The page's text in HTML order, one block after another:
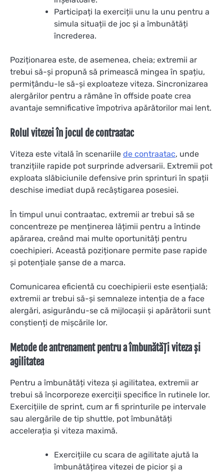
Participați la exerciții unu la unu pentru a
simula situații de joc și a îmbunătăți
încrederea.
Poziționarea este, de asemenea, cheia; extremii ar
trebui să-și propună să primească mingea în spațiu,
permițându-le să-și exploateze viteza. Sincronizarea
alergărilor pentru a rămâne în offside poate crea
avantaje semnificative împotriva apărătorilor mai lent.
Rolul vitezei în jocul de contraatac
Viteza este vitală în scenariile de contraatac, unde
tranzițiile rapide pot surprinde adversarii. Extremii pot
exploata slăbiciunile defensive prin sprinturi în spații
deschise imediat după recâștigarea posesiei.
În timpul unui contraatac, extremii ar trebui să se
concentreze pe menținerea lățimii pentru a întinde
apărarea, creând mai multe oportunități pentru
coechipieri. Această poziționare permite pase rapide
și potențiale șanse de a marca.
Comunicarea eficientă cu coechipierii este esențială;
extremii ar trebui să-și semnaleze intenția de a face
alergări, asigurându-se că mijlocașii și apărătorii sunt
conștienți de mișcările lor.
Metode de antrenament pentru a îmbunătăți viteza și
agilitatea
Pentru a îmbunătăți viteza și agilitatea, extremii ar
trebui să încorporeze exerciții specifice în rutinele lor.
Exercițiile de sprint, cum ar fi sprinturile pe intervale
sau alergările de tip shuttle, pot îmbunătăți
accelerația și viteza maximă.
Exercițiile cu scara de agilitate ajută la
îmbunătățirea vitezei de picior și a